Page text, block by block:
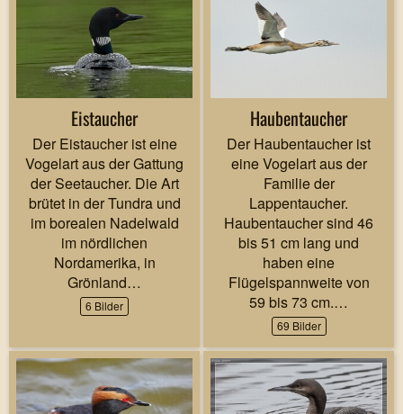
Eistaucher
Der Eistaucher ist eine
Vogelart aus der Gattung
der Seetaucher. Die Art
brütet in der Tundra und
im borealen Nadelwald
im nördlichen
Nordamerika, in
Grönland…
6 Bilder
Haubentaucher
Der Haubentaucher ist
eine Vogelart aus der
Familie der
Lappentaucher.
Haubentaucher sind 46
bis 51 cm lang und
haben eine
Flügelspannweite von
59 bis 73 cm.…
69 Bilder